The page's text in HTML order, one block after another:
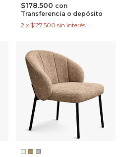
$178.500 con
Transferencia o depósito
2 x $127.500 sin interés